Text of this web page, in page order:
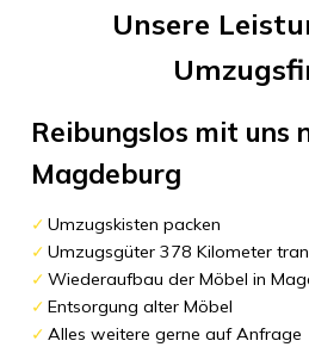
Unsere
Reibungslos mit uns
Magdeburg
Umzugskisten packen
Umzugsgüter 378 Kilometer
Wiederaufbau der Möbel in
Entsorgung alter Möbel
Alles weitere gerne auf Anfrage